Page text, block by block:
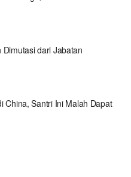
Dimutasi dari Jabatan
China, Santri Ini Malah Dapat